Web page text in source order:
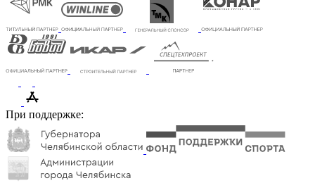
При поддержке: